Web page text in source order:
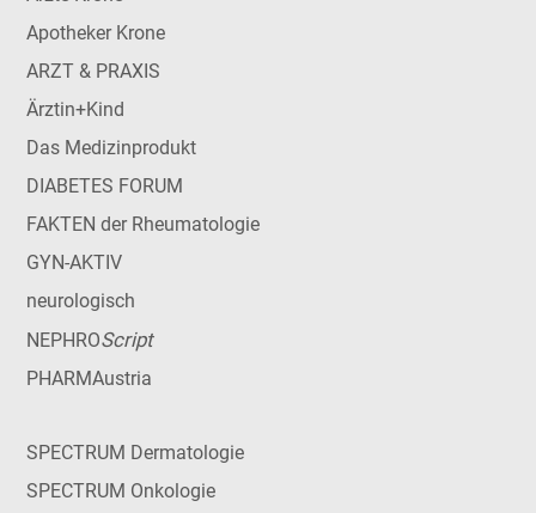
Apotheker Krone
ARZT & PRAXIS
Ärztin+Kind
Das Medizinprodukt
DIABETES FORUM
FAKTEN der Rheumatologie
GYN-AKTIV
neurologisch
NEPHROScript
PHARMAustria
SPECTRUM Dermatologie
SPECTRUM Onkologie